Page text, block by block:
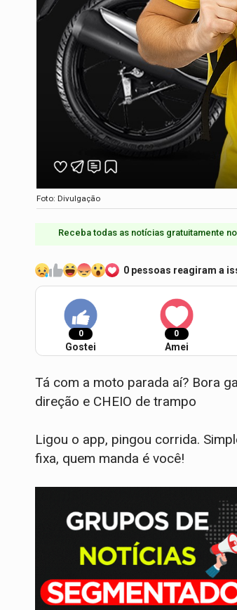
Foto: Divulgação
Receba todas as notícias gratuitamente
0 pessoas reagiram a
0
Gostei
0
Amei
Tá com a moto parada aí? Bora
direção e CHEIO de trampo
Ligou o app, pingou corrida.
fixa, quem manda é você!